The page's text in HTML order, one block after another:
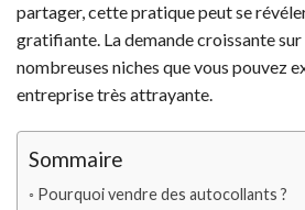
partager, cette pratique peut se
gratifiante. La demande croissante sur
nombreuses niches que vous pouvez
entreprise très attrayante.
Sommaire
Pourquoi vendre des autocollants ?